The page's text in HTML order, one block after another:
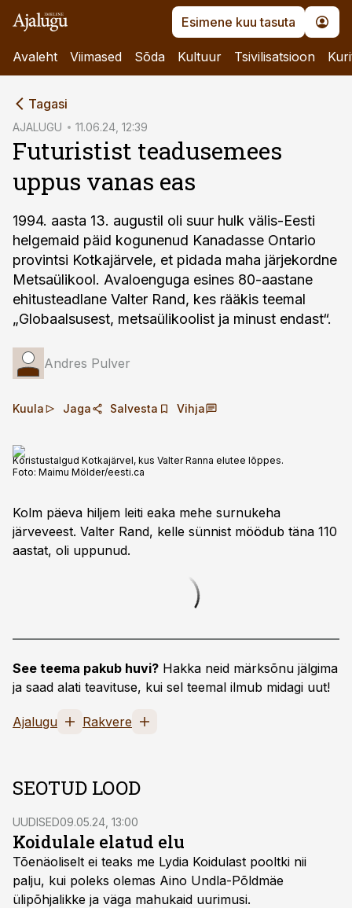
Esimene kuu tasuta
Avaleht Viimased Sõda Kultuur Tsivilisatsioon
Tagasi
AJALUGU 11.06.24, 12:39
Futuristist teadusemees
uppus vanas eas
1994. aasta 13. augustil oli suur hulk välis-Eesti
helgemaid päid kogunenud Kanadasse Ontario
provintsi Kotkajärvele, et pidada maha järjekordne
Metsaülikool. Avaloenguga esines 80-aastane
ehitusteadlane Valter Rand, kes rääkis teemal
„Globaalsusest, metsaülikoolist ja minust endast“.
Andres Pulver
Kuula Jaga Salvesta Vihja
Koristustalgud Kotkajärvel, kus Valter Ranna elutee lõppes.
Foto: Maimu Mölder/eesti.ca
Kolm päeva hiljem leiti eaka mehe surnukeha
järveveest. Valter Rand, kelle sünnist möödub täna 110
aastat, oli uppunud.
See teema pakub huvi? Hakka neid märksõnu jälgima
ja saad alati teavituse, kui sel teemal ilmub midagi uut!
Ajalugu Rakvere
SEOTUD LOOD
UUDISED09.05.24, 13:00
Koidulale elatud elu
Tõenäoliselt ei teaks me Lydia Koidulast pooltki nii
palju, kui poleks olemas Aino Undla-Põldmäe
ülipõhjalikke ja väga mahukaid uurimusi.